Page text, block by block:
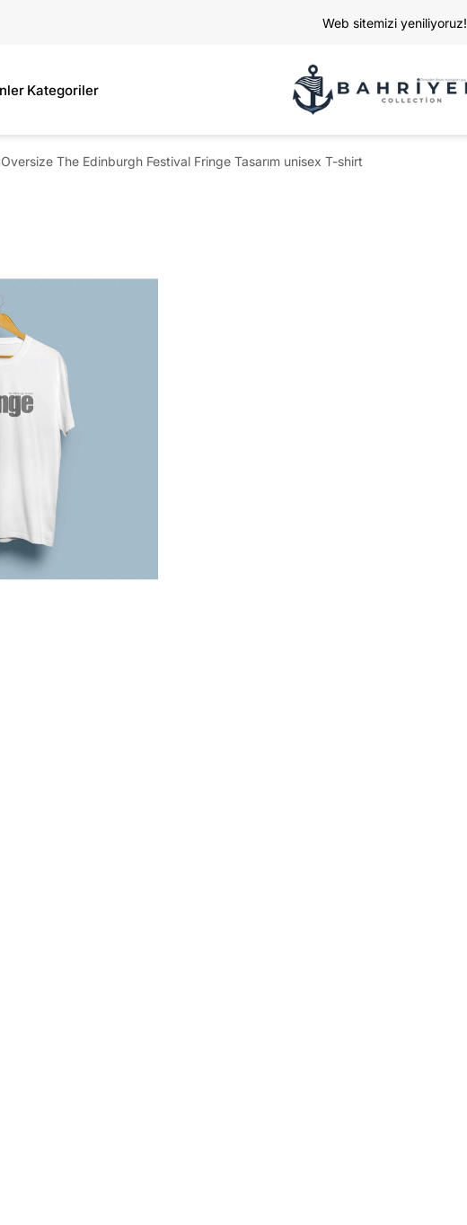
Web sitemizi yeniliyoruz!
Kategoriler
Oversize The Edinburgh Festival Fringe Tasarım unisex T-shirt